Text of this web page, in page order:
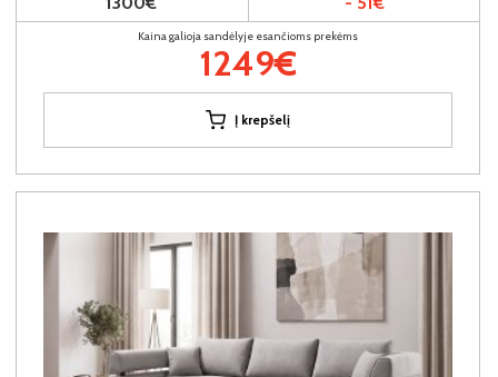
Kaina galioja sandėlyje esančioms prekėms
1249€
Į krepšelį